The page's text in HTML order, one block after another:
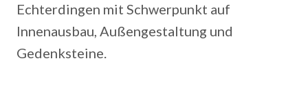
Echterdingen mit Schwerpunkt auf
Innenausbau, Außengestaltung und
Gedenksteine.